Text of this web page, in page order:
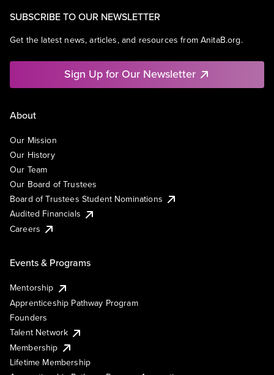
SUBSCRIBE TO OUR NEWSLETTER
Get the latest news, articles, and resources from AnitaB.org.
Sign Up for Our Newsletter
About
Our Mission
Our History
Our Team
Our Board of Trustees
Board of Trustees Student Nominations
Audited Financials
Careers
Events & Programs
Mentorship
Apprenticeship Pathway Program
Founders
Talent Network
Membership
Lifetime Membership